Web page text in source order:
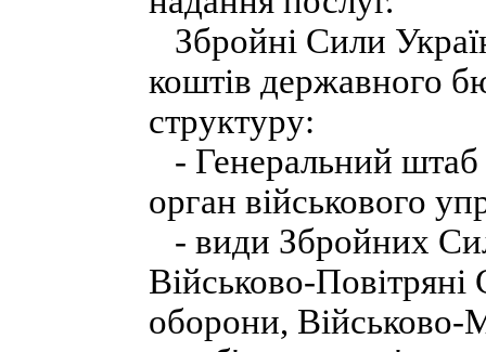
Збройні Сили
коштів державного
структуру:
- Генеральний
орган військового
- види Збройних
Військово-
оборони, Військово-